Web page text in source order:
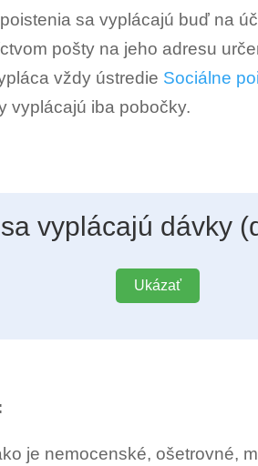
sa vyplácajú buď na
pošty na jeho adresu
vždy ústredie Sociálne
vyplácajú iba pobočky.
vyplácajú dávky
Ukázať
je nemocenské, ošetrovné,